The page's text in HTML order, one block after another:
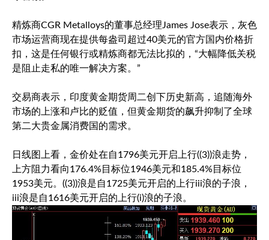
精炼商CGR Metalloys的董事总经理James Jose表示，灰色
市场运营商现在提供每盎司超过40美元的官方国内价格折
扣，这是任何银行或精炼商都无法比拟的，“大幅降低关税
是阻止走私的唯一解决方案。”
交易商表示，印度黄金期货周二创下历史新高，追随海外
市场的上涨和卢比的贬值，但黄金期货的飙升抑制了全球
第二大贵金属消费国的需求。
日线图上看，金价处在自1796美元开启上行((3))浪走势，
上方阻力看向176.4%目标位1946美元和185.4%目标位
1953美元。((3))浪是自1725美元开启的上行iii浪的子浪，
iii浪是自1616美元开启的上行(i)浪的子浪。